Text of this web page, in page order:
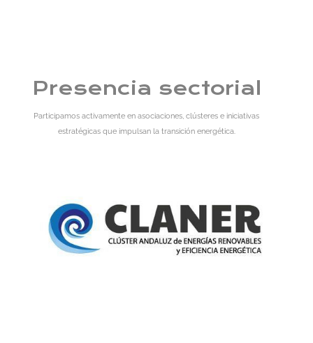
Presencia sectorial
Participamos activamente en asociaciones, clústeres e iniciativas
estratégicas que impulsan la transición energética.